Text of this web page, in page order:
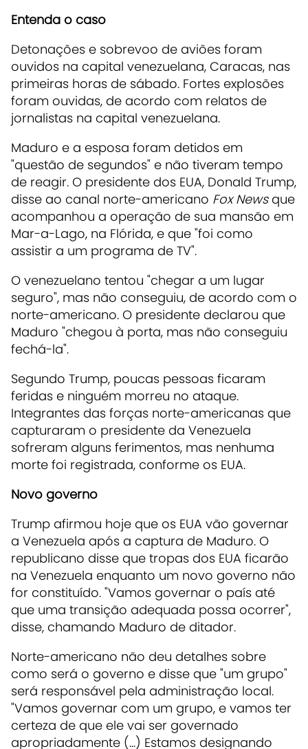
Entenda o caso
Detonações e sobrevoo de aviões foram
ouvidos na capital venezuelana, Caracas, nas
primeiras horas de sábado. Fortes explosões
foram ouvidas, de acordo com relatos de
jornalistas na capital venezuelana.
Maduro e a esposa foram detidos em
"questão de segundos" e não tiveram tempo
de reagir. O presidente dos EUA, Donald Trump,
disse ao canal norte-americano Fox Newsque
acompanhou a operação de sua mansão em
Mar-a-Lago, na Flórida, e que "foi como
assistir a um programa de TV".
O venezuelano tentou "chegar a um lugar
seguro", mas não conseguiu, de acordo com o
norte-americano. O presidente declarou que
Maduro "chegou à porta, mas não conseguiu
fechá-la".
Segundo Trump, poucas pessoas ficaram
feridas e ninguém morreu no ataque.
Integrantes das forças norte-americanas que
capturaram o presidente da Venezuela
sofreram alguns ferimentos, mas nenhuma
morte foi registrada, conforme os EUA.
Novo governo
Trump afirmou hoje que os EUA vão governar
a Venezuela após a captura de Maduro. O
republicano disse que tropas dos EUA ficarão
na Venezuela enquanto um novo governo não
for constituído. "Vamos governar o país até
que uma transição adequada possa ocorrer",
disse, chamando Maduro de ditador.
Norte-americano não deu detalhes sobre
como será o governo e disse que "um grupo"
será responsável pela administração local.
"Vamos governar com um grupo, e vamos ter
certeza de que ele vai ser governado
apropriadamente (...) Estamos designando